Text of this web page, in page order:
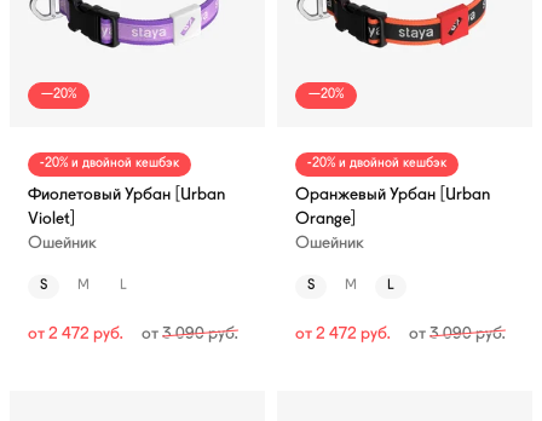
—20%
-20% и двойной кешбэк
Фиолетовый Урбан [Urban
Violet]
Ошейник
S M L
от 2 472 руб. от3 090руб.
—20%
-20% и двойной кешбэк
Оранжевый Урбан [Urban
Orange]
Ошейник
S M L
от 2 472 руб. от3 090руб.